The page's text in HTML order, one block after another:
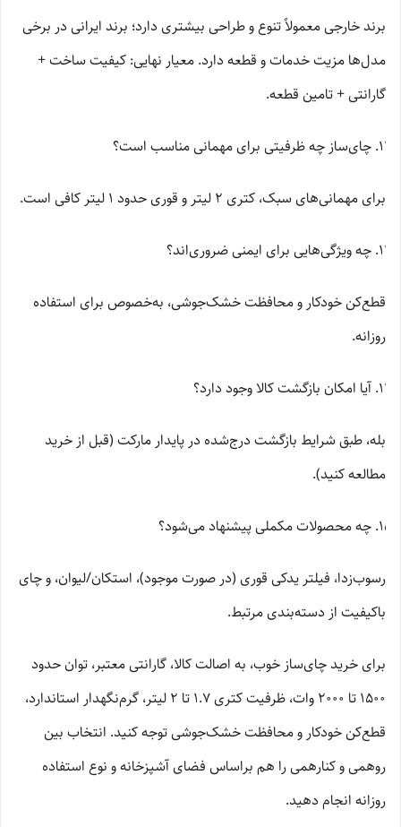
برند خارجی معمولاً تنوع و طراحی بیشتری دارد؛ برند ایرانی در برخی
مدل‌ها مزیت خدمات و قطعه دارد. معیار نهایی: کیفیت ساخت +
گارانتی + تامین قطعه.
چای‌ساز چه ظرفیتی برای مهمانی مناسب است؟
برای مهمانی‌های سبک، کتری 2 لیتر و قوری حدود 1 لیتر کافی است.
چه ویژگی‌هایی برای ایمنی ضروری‌اند؟
قطع‌کن خودکار و محافظت خشک‌جوشی، به‌خصوص برای استفاده
روزانه.
آیا امکان بازگشت کالا وجود دارد؟
بله، طبق شرایط بازگشت درج‌شده در پایدار مارکت (قبل از خرید
مطالعه کنید).
چه محصولات مکملی پیشنهاد می‌شود؟
رسوب‌زدا، فیلتر یدکی قوری (در صورت موجود)، استکان/لیوان، و چای
باکیفیت از دسته‌بندی مرتبط.
برای خرید چای‌ساز خوب، به اصالت کالا، گارانتی معتبر، توان حدود
1500 تا 2000 وات، ظرفیت کتری 1.7 تا 2 لیتر، گرم‌نگهدار استاندارد،
قطع‌کن خودکار و محافظت خشک‌جوشی توجه کنید. انتخاب بین
روهمی و کنارهمی را هم براساس فضای آشپزخانه و نوع استفاده
روزانه انجام دهید.